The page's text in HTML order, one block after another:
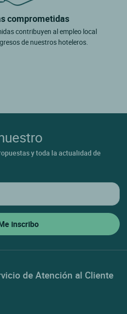
comprometidas
contribuyen al empleo local
de nuestros hoteleros.
y toda la actualidad de
de Atención al Cliente